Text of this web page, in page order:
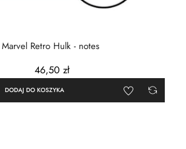
Marvel Retro Hulk - notes
46,50 zł
DODAJ DO KOSZYKA